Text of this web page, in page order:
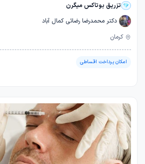
تزریق بوتاکس میگرن
دکتر محمدرضا رضائی کمال آباد
کرمان
امکان پرداخت اقساطی